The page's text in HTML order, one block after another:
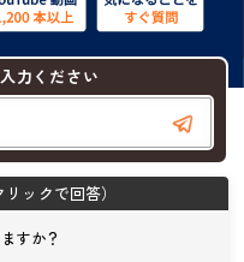
力ください
すか？